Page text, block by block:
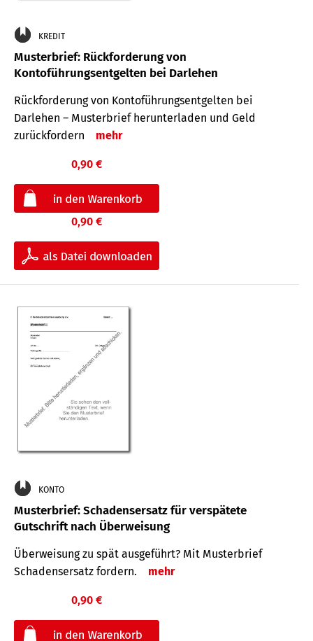
KREDIT
Musterbrief: Rückforderung von
Kontoführungsentgelten bei Darlehen
Rückforderung von Kontoführungsentgelten bei
Darlehen – Musterbrief herunterladen und Geld
zurückfordern
mehr
0,90 €
0,90 €
KONTO
Musterbrief: Schadensersatz für verspätete
Gutschrift nach Überweisung
Überweisung zu spät ausgeführt? Mit Musterbrief
Schadensersatz fordern.
mehr
0,90 €